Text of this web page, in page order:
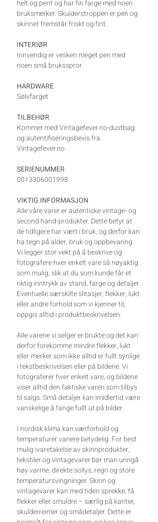
helt og pent og har fin farge med noen
bruksmerker. Skulderstroppen er pen og
skinnet fremstår friskt og fint.
INTERIØR
Innvendig er vesken meget pen med
noen små bruksspror.
HARDWARE
Sølvfarget
TILBEHØR
Kommer med Vintagefever.no-dustbag
og autentifiseringsbevis fra
Vintagefever.no
SERIENUMMER
0013306001998
VIKTIG INFORMASJON
Alle våre varer er autentiske vintage- og
second hand-produkter. Dette betyr at
de tidligere har vært i bruk, og derfor kan
ha tegn på alder, bruk og oppbevaring.
Vi legger stor vekt på å beskrive og
fotografere hver enkelt vare så nøyaktig
som mulig, slik at du som kunde får et
riktig inntrykk av stand, farge og detaljer.
Eventuelle særskilte slitasjer, flekker, lukt
eller andre forhold som vi kjenner til,
oppgis alltid i produktbeskrivelsen.
Alle varene vi selger er brukte og det kan
derfor forekomme mindre flekker, lukt
eller merker som ikke alltid er fullt synlige
i tekstbeskrivelsen eller på bildene. Vi
fotograferer hver enkelt vare, og bildene
viser alltid den faktiske varen som tilbys
til salgs. Små detaljer kan imidlertid være
vanskelige å fange fullt ut på bilder.
I nordisk klima kan værforhold og
temperaturer variere betydelig. For best
mulig ivaretakelse av skinnprodukter,
tekstiler og vintagevarer bør man unngå
høy varme, direkte sollys, regn og store
temperatursvingninger. Skinn og
vintagevarer kan med tiden sprekke, få
flekker eller smuldre – særlig på kanter,
skulderreimer og smådetaljer. Dette er